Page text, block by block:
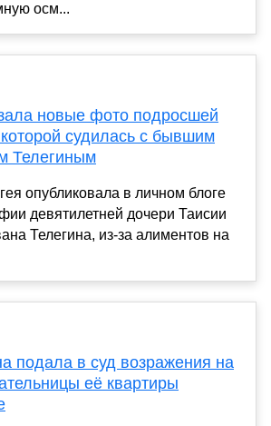
осм...
новые фото подросшей
судилась с бывшим
Телегиным
опубликовала в личном блоге
девятилетней дочери Таисии
Телегина, из-за алиментов на
подала в суд возражения на
её квартиры